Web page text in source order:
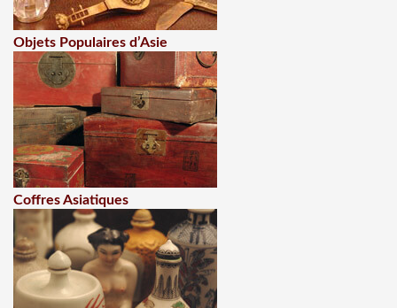
Objets Populaires d’Asie
Coffres Asiatiques